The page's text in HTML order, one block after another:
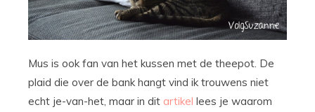
Mus is ook fan van het kussen met de theepot. De
plaid die over de bank hangt vind ik trouwens niet
echt je-van-het, maar in dit artikel lees je waarom